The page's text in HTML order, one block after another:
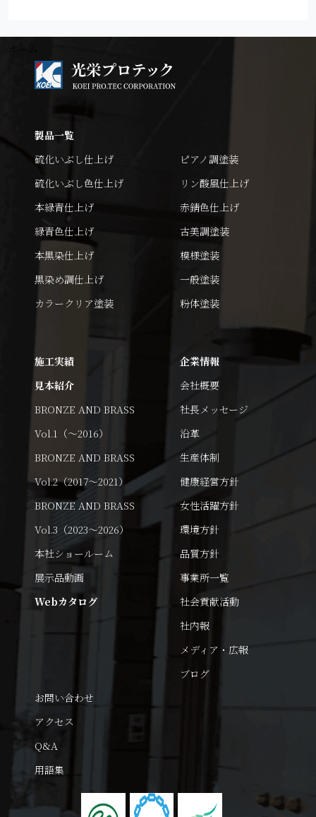
製品一覧
硫化いぶし仕上げ
硫化いぶし色仕上げ
本緑青仕上げ
緑青色仕上げ
本黒染仕上げ
黒染め調仕上げ
カラークリア塗装
ピアノ調塗装
リン酸風仕上げ
赤錆色仕上げ
古美調塗装
模様塗装
一般塗装
粉体塗装
施工実績
見本紹介
BRONZE AND BRASS
Vol.1（～2016）
BRONZE AND BRASS
Vol.2（2017～2021）
BRONZE AND BRASS
Vol.3（2023～2026）
本社ショールーム
展示品動画
Webカタログ
企業情報
会社概要
社長メッセージ
沿革
生産体制
健康経営方針
女性活躍方針
環境方針
品質方針
事業所一覧
社会貢献活動
社内報
メディア・広報
ブログ
お問い合わせ
アクセス
Q&A
用語集